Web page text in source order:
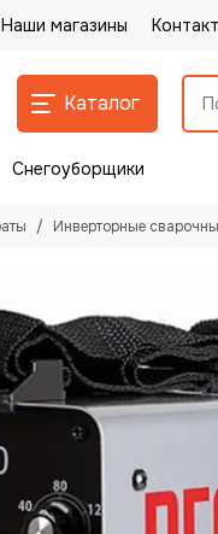
Наши магазины
Каталог
Снегоуборщики
Инверторные